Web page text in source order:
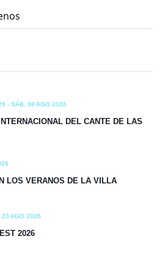
- SÁB, 08 AGO 2026
DEL CANTE DE LAS
LOS VERANOS DE LA VILLA
23 AGO 2026
2026